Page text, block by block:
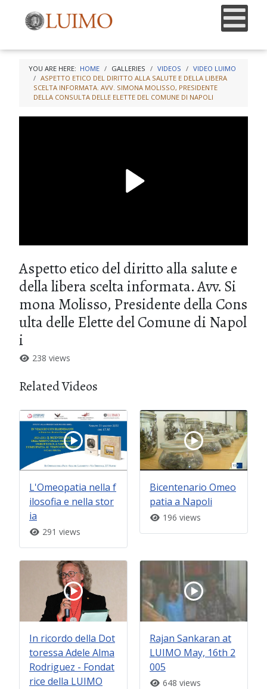
YOU ARE HERE: HOME GALLERIES VIDEOS
VIDEO LUIMO
ASPETTO ETICO DEL DIRITTO ALLA SALUTE E DELLA LIBERA
SCELTA INFORMATA. AVV. SIMONA MOLISSO, PRESIDENTE
DELLA CONSULTA DELLE ELETTE DEL COMUNE DI NAPOLI
Aspetto etico del diritto alla salute e
della libera scelta informata. Avv. Si
mona Molisso, Presidente della Cons
ulta delle Elette del Comune di Napol
i
238 views
Related Videos
L'Omeopatia nella f
ilosofia e nella stor
ia
291 views
Bicentenario Omeo
patia a Napoli
196 views
In ricordo della Dot
toressa Adele Alma
Rodriguez - Fondat
rice della LUIMO
Rajan Sankaran at
LUIMO May, 16th 2
005
648 views